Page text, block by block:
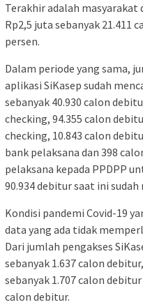
Terakhir adalah masyarakat
Rp2,5 juta sebanyak 21.411
persen.
Dalam periode yang sama,
aplikasi SiKasep sudah
sebanyak 40.930 calon
checking, 94.355 calon
checking, 10.843 calon
bank pelaksana dan 398
pelaksana kepada PPDPP
90.934 debitur saat ini
Kondisi pandemi Covid-19
data yang ada tidak
Dari jumlah pengakses
sebanyak 1.637 calon
sebanyak 1.707 calon
calon debitur.